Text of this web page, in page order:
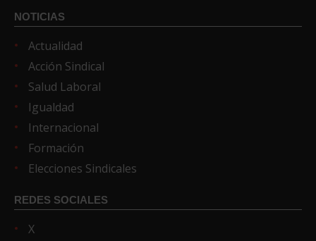
NOTICIAS
Actualidad
Acción Sindical
Salud Laboral
Igualdad
Internacional
Formación
Elecciones Sindicales
REDES SOCIALES
X